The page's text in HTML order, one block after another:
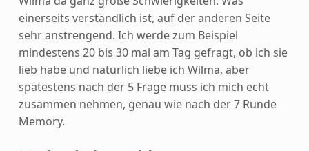
einerseits verständlich ist, auf der anderen Seite
sehr anstrengend. Ich werde zum Beispiel
mindestens 20 bis 30 mal am Tag gefragt, ob ich sie
lieb habe und natürlich liebe ich Wilma, aber
spätestens nach der 5 Frage muss ich mich echt
zusammen nehmen, genau wie nach der 7 Runde
Memory.